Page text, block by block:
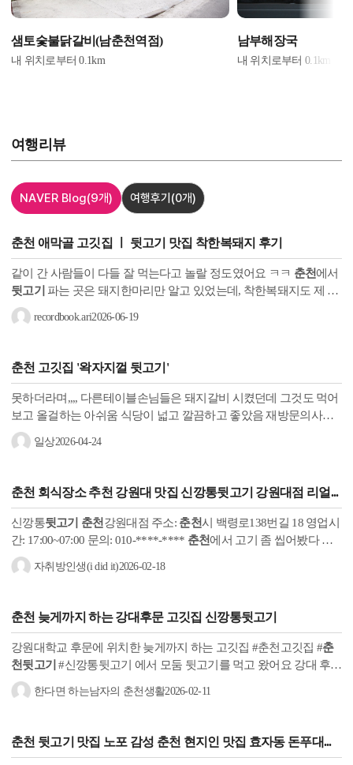
샘토숯불닭갈비(남춘천역점)
내 위치로부터0.1km
남부해장국
내 위치로부터0.1 km
여행리뷰
NAVER Blog(9개) 여행후기 (0개)
춘천 애막골 고깃집 ㅣ 뒷고기 맛집 착한복돼지 후기
같이 간 사람들이 다들 잘 먹는다고 놀랄 정도였어요 ㅋㅋ 춘천에서
뒷고기 파는 곳은 돼지한마리만 알고 있었는데, 착한복돼지도 제 맛
집 리스트에 추가됐어요. 기본에 충실한 반찬과 맛은 물론이고...
recordbook.ari2026-06-19
춘천 고깃집 '왁자지껄 뒷고기 '
못하더라며,,,, 다른테이블손님들은 돼지갈비 시켰던데 그것도 먹어
보고 올걸하는 아쉬움 식당이 넓고 깔끔하고 좋았음 재방문의사있
음 #왁자지껄뒷고기후평점 #돼지고기뒷고기 #돼지갈비 #
기
일상2026-04-24
춘천 회식장소 추천 강원대 맛집 신깡통뒷고기 강원대점 리얼...
신깡통뒷고기 춘천강원대점 주소: 춘천시 백령로138번길 18 영업시
간: 17:00~07:00 문의: 010-****-**** 춘천에서 고기 좀 씹어봤다 하
시는 분들은 다 아시죠? 바로 강원대 맛집으로 소문난 신깡통
기 ...
자취방인생(i did it)2026-02-18
춘천 늦게까지 하는 강대후문 고깃집 신깡통뒷고기
강원대학교 후문에 위치한 늦게까지 하는 고깃집 #춘천고깃집 #춘
천뒷고기 #신깡통뒷고기 에서 모둠 뒷고기를 먹고 왔어요 강대 후문
에 가성비 좋은 음식점은 많지만 맛집이라고 불릴 음식점은 보기 힘
든데...
한다면 하는남자의 춘천생활2026-02-11
춘천 뒷고기 맛집 노포 감성 춘천 현지인 맛집 효자동 돈푸대...